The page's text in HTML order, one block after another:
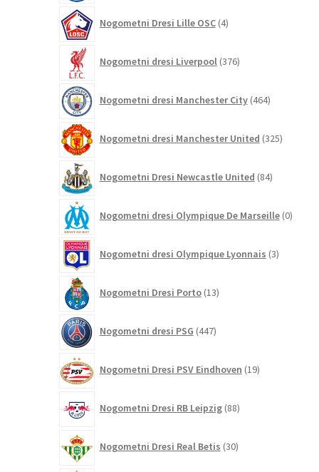
Nogometni Dresi Lille OSC 4izdelki
Nogometni dresi Liverpool 376izdelkov
Nogometni dresi Manchester City 464izdelkov
Nogometni dresi Manchester United 325izdelkov
Nogometni Dresi Newcastle United 84izdelkov
Nogometni dresi Olympique De Marseille 0
Nogometni dresi Olympique Lyonnais 3izdelki
Nogometni Dresi Porto 13izdelkov
Nogometni dresi PSG 447izdelkov
Nogometni Dresi PSV Eindhoven 19izdelkov
Nogometni Dresi RB Leipzig 88izdelkov
Nogometni Dresi Real Betis 30izdelkov